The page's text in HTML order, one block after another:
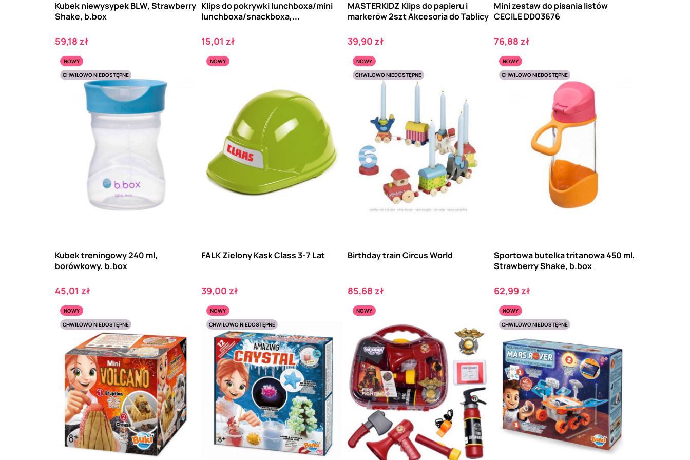
Kubek niewysypek BLW, Strawberry
Shake, b.box
Cena
59,18 zł
Klips do pokrywki lunchboxa/mini
lunchboxa/snackboxa,...
Cena
15,01 zł
MASTERKIDZ Klips do papieru i
markerów 2szt Akcesoria do Tablicy
Cena
39,90 zł
Mini zestaw do pisania listów
CECILE DD03676
Cena
76,88 zł
NOWY
CHWILOWO NIEDOSTĘPNE
Kubek treningowy 240 ml,
borówkowy, b.box
Cena
45,01 zł
NOWY
FALK Zielony Kask Class 3-7 Lat
Cena
39,00 zł
NOWY
CHWILOWO NIEDOSTĘPNE
Birthday train Circus World
Cena
85,68 zł
NOWY
CHWILOWO NIEDOSTĘPNE
Sportowa butelka tritanowa 450 ml,
Strawberry Shake, b.box
Cena
62,99 zł
NOWY
CHWILOWO NIEDOSTĘPNE
NOWY
CHWILOWO NIEDOSTĘPNE
NOWY
NOWY
CHWILOWO NIEDOSTĘPNE